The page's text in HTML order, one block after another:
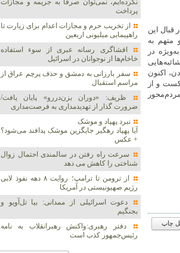
این
متهم به
در
اکنون
و از
چاپ
نکرده‌ایم، نمی‌توان صرفاً به جریمه و مجازات
پرداخت
از تخریب حرم و مجازات اعدام برای زیارت تا
راهپیمایی میلیونی اربعین
افشاگری رسانه عبری از سوء استفاده
خاخام‌ها از نوجوانان در اسرائیل
سفر بارزانی به دمشق و حذف پرچم عراق از
مراسم استقبال
ظریف: «دوران بزن‌دررو» پایان یافت/
ضرورت گذار از تهدیدمداری به فرصت‌مداری
نبرد پهپاد و موشک‌
آیا پهپاد رهگیر جایگزین موشک‌ پدافند می‌شود؟
+ عکس
سرعت راه رفتن در سالمندی احتمال زوال
شناختی را کاهش می دهد
از ترومن تا ترامپ؛ روایت ۸ دهه نفوذ لابی
رژیم صهیونیستی در آمریکا
دعوت اسرائیلی از ممدانی: بیا تل‌آویو و
بجنگیم
دفتر رهبری:واکنش رهبرانقلاب به نامه
رئیس‌جمهور کذب است